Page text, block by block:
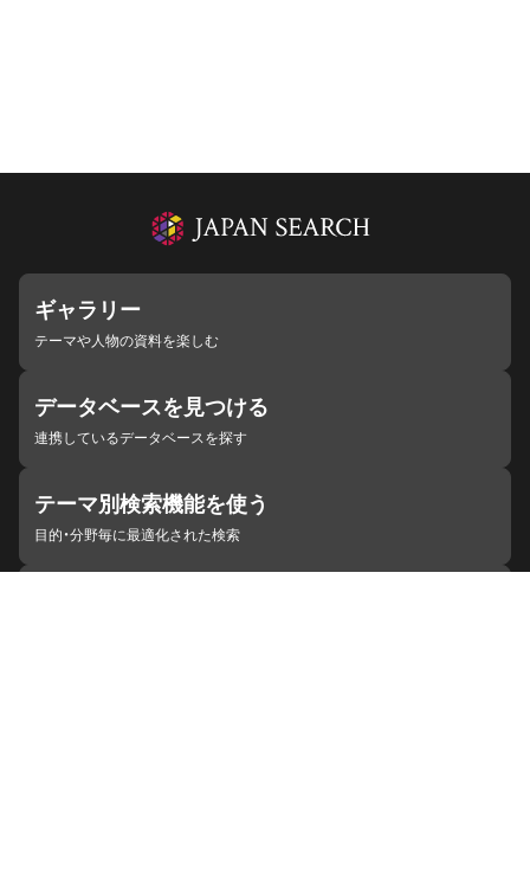
ギャラリー
テーマや人物の資料を楽しむ
データベースを見つける
連携しているデータベースを探す
テーマ別検索機能を使う
目的・分野毎に最適化された検索